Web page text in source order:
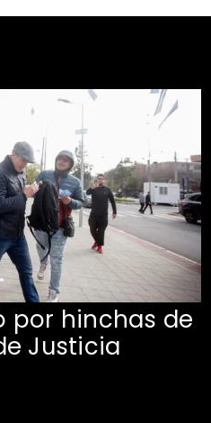
por hinchas de
Justicia